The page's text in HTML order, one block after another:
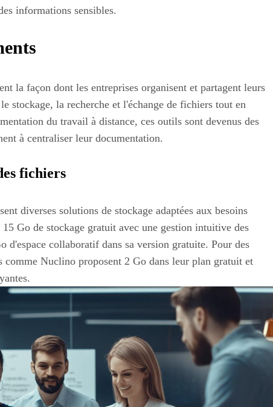
informations sensibles.
la façon dont les entreprises organisent et partagent leurs
stockage, la recherche et l'échange de fichiers tout en
du travail à distance, ces outils sont devenus des
à centraliser leur documentation.
fichiers
diverses solutions de stockage adaptées aux besoins
Go de stockage gratuit avec une gestion intuitive des
d'espace collaboratif dans sa version gratuite. Pour des
comme Nuclino proposent 2 Go dans leur plan gratuit et